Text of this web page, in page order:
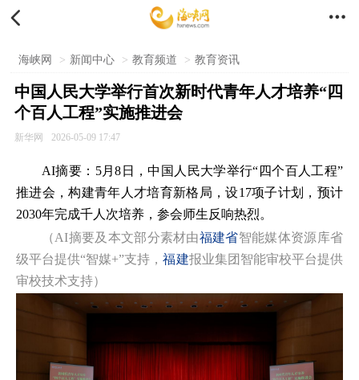
 
海峡网 > 新闻中心 > 教育频道 > 教育资讯
中国人民大学举行首次新时代青年人才培养“四
个百人工程”实施推进会
新华网 2026-05-09 17:47
AI摘要：5月8日，中国人民大学举行“四个百人工程”
推进会，构建青年人才培育新格局，设17项子计划，预计
2030年完成千人次培养，参会师生反响热烈。
（AI摘要及本文部分素材由福建省智能媒体资源库省
级平台提供“智媒+”支持，福建报业集团智能审校平台提供
审校技术支持）